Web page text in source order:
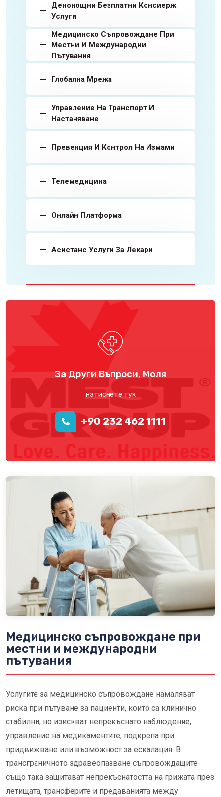
Денонощни Безплатни Консиерж
Услуги
Медицинско Съпровождане При
Местни И Международни
Пътувания
Глобална Мрежа
Управление На Транспорт И
Настаняване
Превенция И Контрол На Измами
Телемедицина
Онлайн Платформа
Асистанс Услуги За Лекари
За Други Въпроси, Моля
натиснете тук
+90 232 462 1111
Медицинско съпровождане при
местни и международни
пътувания
Услугите за медицинско съпровождане намаляват
риска при пътуване за пациенти, които са клинично
стабилни, но изискват непрекъснато наблюдение,
управление на медикаментите, подкрепа при
придвижване или възможност за ескалация. В
трансграничното здравеопазване съпровождащите
също така защитават непрекъснатостта на грижата през
летищата, трансферите и предаванията между